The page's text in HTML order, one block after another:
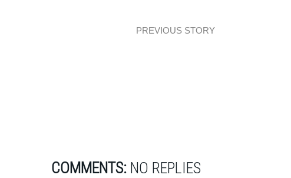
PREVIOUS STORY
COMMENTS: NO REPLIES